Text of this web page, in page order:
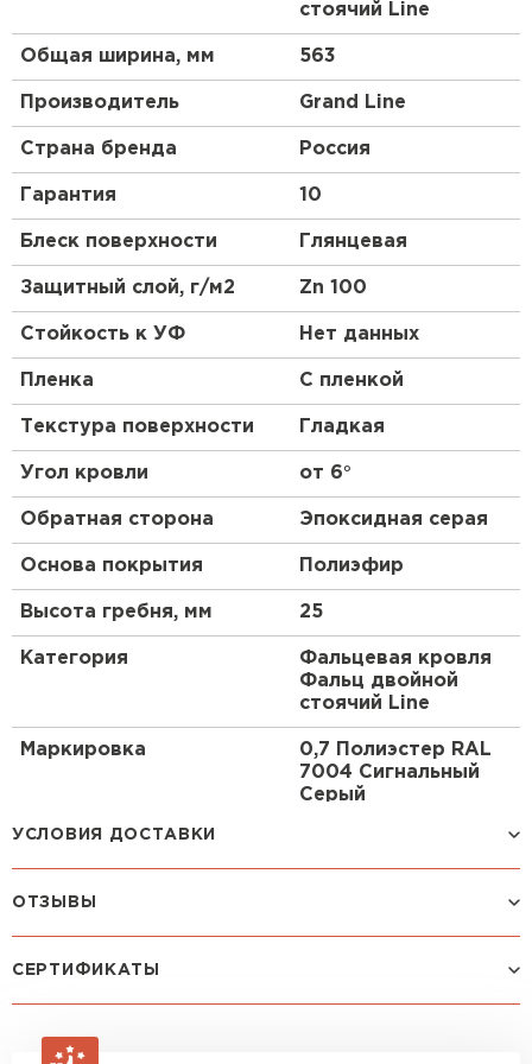
на поверхности фальцевой кровли отсутствуют.
При монтаже кровельных картин длиной более
8 м необходимо использовать «подвижные»
кляммеры.
Двойной фальц отличается повышенной
надежностью и герметичностью.
В отличие от одинарного замка, при выполнении
двойного фальца происходит не просто
зацепление краев картин друг за друга, а еще и
их загибание на 90 градусов.
капиллярному эффекту, что позволяет избежать
стоячий Line
Общая ширина, мм 563
Производитель Grand Line
Страна бренда Россия
Гарантия 10
Блеск поверхности Глянцевая
Защитный слой, г/м2 Zn 100
Стойкость к УФ Нет данных
Пленка С пленкой
Текстура поверхности Гладкая
Угол кровли от 6°
Обратная сторона Эпоксидная серая
Основа покрытия Полиэфир
Высота гребня, мм 25
Категория
Фальцевая кровля
Фальц двойной
стоячий Line
Маркировка
0,7 Полиэстер RAL
7004 Сигнальный
Серый
УСЛОВИЯ ДОСТАВКИ
Машина до 1,5 тн до 18 м3
макс. длина груза 6 м
ОТЗЫВЫ
Посмотреть все отзывы
ОСТАВИТЬ ОТЗЫВ
Зайцев
СЕРТИФИКАТЫ
ПЕРЕЙТИ